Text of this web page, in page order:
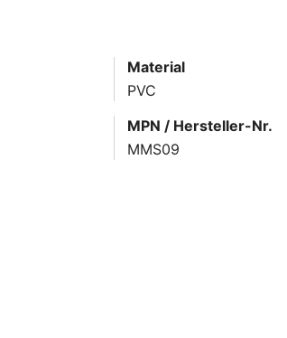
Material
PVC
MPN / Hersteller-Nr.
MMS09